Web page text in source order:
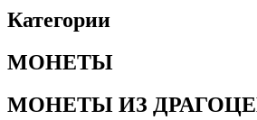
Категории
МОНЕТЫ
МОНЕТЫ ИЗ